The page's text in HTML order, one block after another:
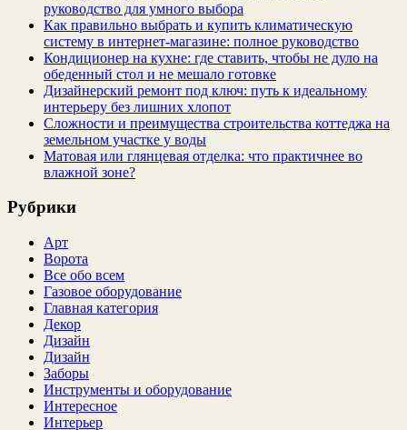
руководство для умного выбора
Как правильно выбрать и купить климатическую
систему в интернет‑магазине: полное руководство
Кондиционер на кухне: где ставить, чтобы не дуло на
обеденный стол и не мешало готовке
Дизайнерский ремонт под ключ: путь к идеальному
интерьеру без лишних хлопот
Сложности и преимущества строительства коттеджа на
земельном участке у воды
Матовая или глянцевая отделка: что практичнее во
влажной зоне?
Рубрики
Арт
Ворота
Все обо всем
Газовое оборудование
Главная категория
Декор
Дизайн
Дизайн
Заборы
Инструменты и оборудование
Интересное
Интерьер